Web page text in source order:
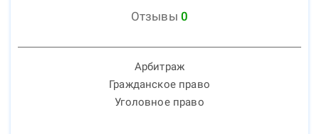
Отзывы 0
Арбитраж
Гражданское право
Уголовное право